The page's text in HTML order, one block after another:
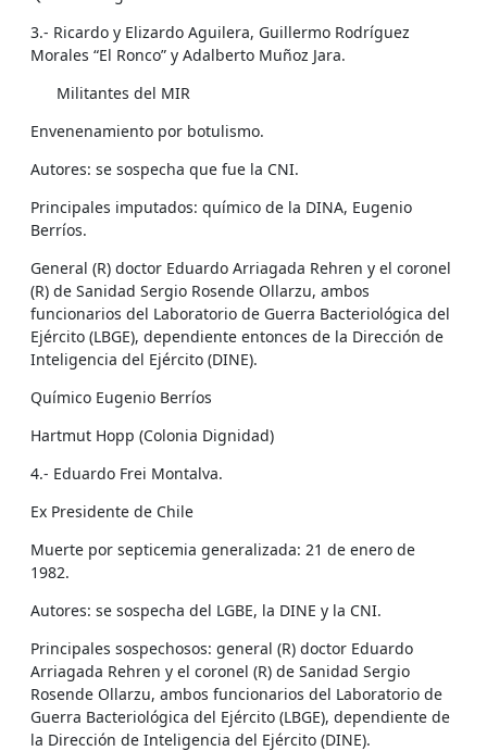
3.- Ricardo y Elizardo Aguilera, Guillermo Rodríguez
Morales “El Ronco” y Adalberto Muñoz Jara.
Militantes del MIR
Envenenamiento por botulismo.
Autores: se sospecha que fue la CNI.
Principales imputados: químico de la DINA, Eugenio
Berríos.
General (R) doctor Eduardo Arriagada Rehren y el coronel
(R) de Sanidad Sergio Rosende Ollarzu, ambos
funcionarios del Laboratorio de Guerra Bacteriológica del
Ejército (LBGE), dependiente entonces de la Dirección de
Inteligencia del Ejército (DINE).
Químico Eugenio Berríos
Hartmut Hopp (Colonia Dignidad)
4.- Eduardo Frei Montalva.
Ex Presidente de Chile
Muerte por septicemia generalizada: 21 de enero de
1982.
Autores: se sospecha del LGBE, la DINE y la CNI.
Principales sospechosos: general (R) doctor Eduardo
Arriagada Rehren y el coronel (R) de Sanidad Sergio
Rosende Ollarzu, ambos funcionarios del Laboratorio de
Guerra Bacteriológica del Ejército (LBGE), dependiente de
la Dirección de Inteligencia del Ejército (DINE).